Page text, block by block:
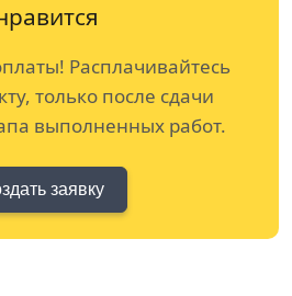
Расплачивайтесь
только после сдачи
выполненных работ.
заявку